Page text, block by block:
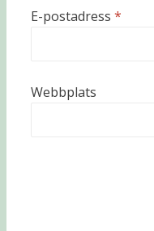
E-postadress *
Webbplats